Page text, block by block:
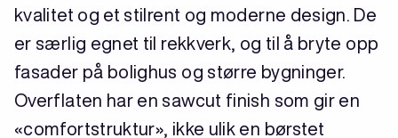
kvalitet og et stilrent og moderne design. De
er særlig egnet til rekkverk, og til å bryte opp
fasader på bolighus og større bygninger.
Overflaten har en sawcut finish som gir en
«comfortstruktur», ikke ulik en børstet